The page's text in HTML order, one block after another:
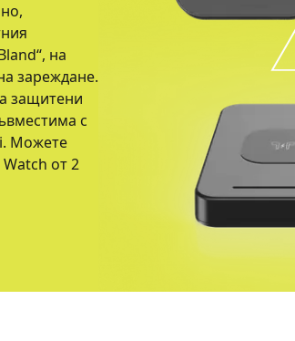
на
зареждане.
защитени
с
Можете
от 2